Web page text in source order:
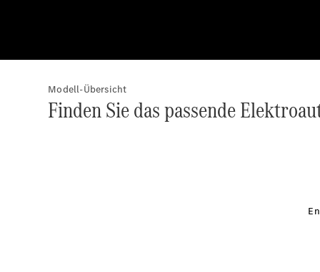
Modell-Übersicht
Finden Sie das passende